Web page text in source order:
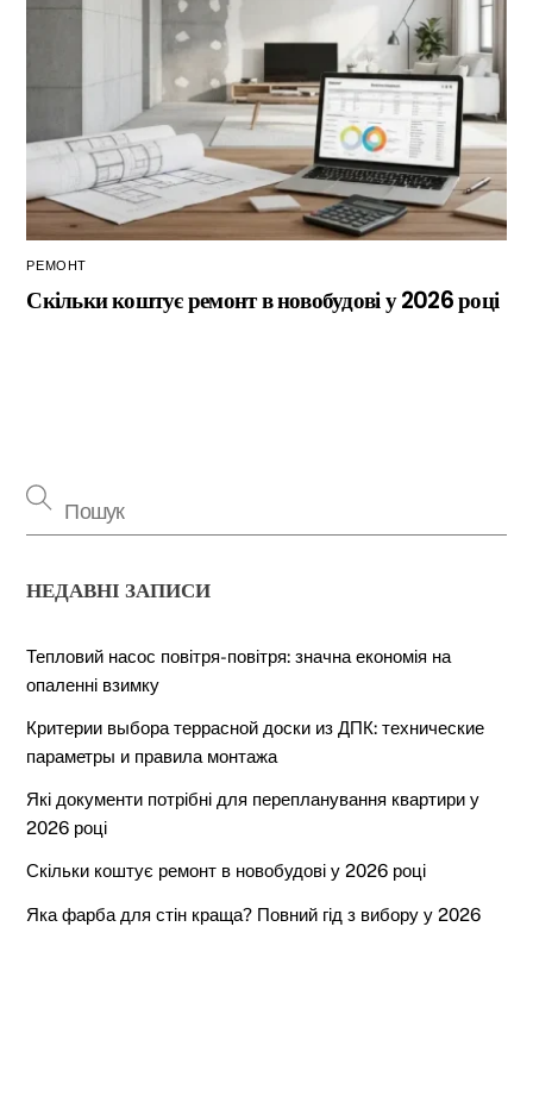
РЕМОНТ
Скільки коштує ремонт в новобудові у 2026 році
НЕДАВНІ ЗАПИСИ
Тепловий насос повітря-повітря: значна економія на
опаленні взимку
Критерии выбора террасной доски из ДПК: технические
параметры и правила монтажа
Які документи потрібні для перепланування квартири у
2026 році
Скільки коштує ремонт в новобудові у 2026 році
Яка фарба для стін краща? Повний гід з вибору у 2026